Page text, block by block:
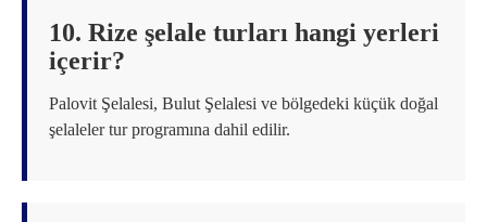
10. Rize şelale turları hangi yerleri
içerir?
Palovit Şelalesi, Bulut Şelalesi ve bölgedeki küçük doğal
şelaleler tur programına dahil edilir.